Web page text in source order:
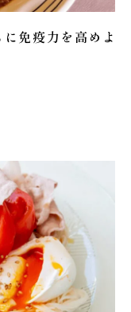
免疫力を高めよ